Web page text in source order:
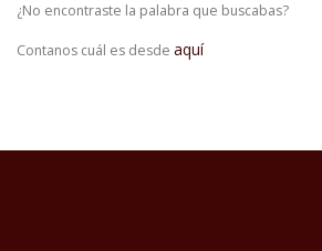
¿No encontraste la palabra que buscabas?
Contanos cuál es desde aquí